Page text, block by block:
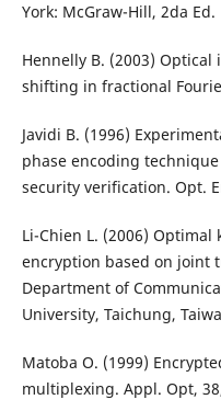
York: McGraw-Hill, 2da Ed.
Hennelly B. (2003)
shifting in fractional
Javidi B. (1996)
phase encoding
security verification. Opt.
Li-Chien L. (2006)
encryption based on joint
Department of
University, Taichung,
Matoba O. (1999)
multiplexing. Appl. Opt,